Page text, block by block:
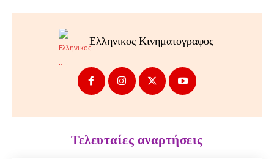
Ελληνικος Κινηματογραφος
Τελευταίες αναρτήσεις